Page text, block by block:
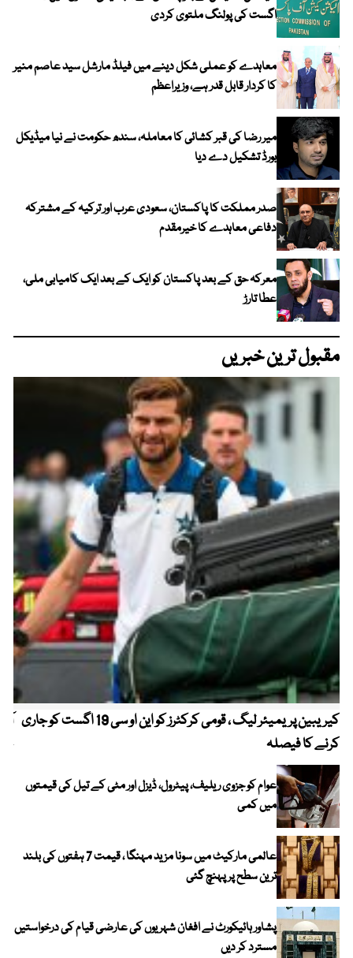
اگست کی پولنگ ملتوی کردی
معاہدے کو عملی شکل دینے میں فیلڈ مارشل سید عاصم منیر
کا کردار قابل قدر ہے، وزیراعظم
میر رضا کی قبر کشائی کا معاملہ، سندھ حکومت نے نیا میڈیکل
بورڈ تشکیل دے دیا
صدر مملکت کا پاکستان، سعودی عرب اور ترکیہ کے مشترکہ
دفاعی معاہدے کا خیرمقدم
معرکہ حق کے بعد پاکستان کو ایک کے بعد ایک کامیابی ملی،
عطا تارڑ
مقبول ترین خبریں
کیریبین پریمیئر لیگ ، قومی کرکٹرز کو این او سی 19 اگست کو جاری
کرنے کا فیصلہ
عوام کو جزوی ریلیف، پیٹرول، ڈیزل اور مٹی کے تیل کی قیمتوں
میں کمی
عالمی مارکیٹ میں سونا مزید مہنگا ، قیمت 7 ہفتوں کی بلند
ترین سطح پر پہنچ گئی
پشاور ہائیکورٹ نے افغان شہریوں کی عارضی قیام کی درخواستیں
مسترد کر دیں